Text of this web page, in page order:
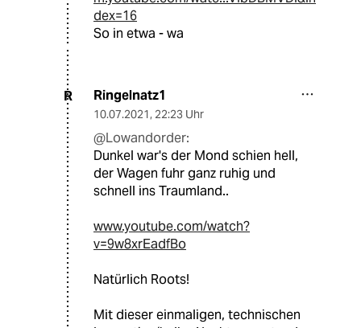
dex=16
So in etwa - wa
R Ringelnatz1
10.07.2021, 22:23 Uhr
@Lowandorder:
Dunkel war's der Mond schien hell,
der Wagen fuhr ganz ruhig und
schnell ins Traumland..
www.youtube.com/watch?
v=9w8xrEadfBo
Natürlich Roots!
Mit dieser einmaligen, technischen